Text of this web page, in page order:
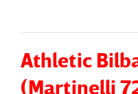
Athletic
(Martinelli